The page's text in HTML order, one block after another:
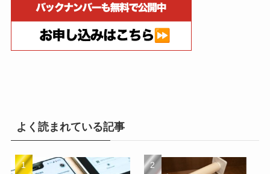
よく読まれている記事